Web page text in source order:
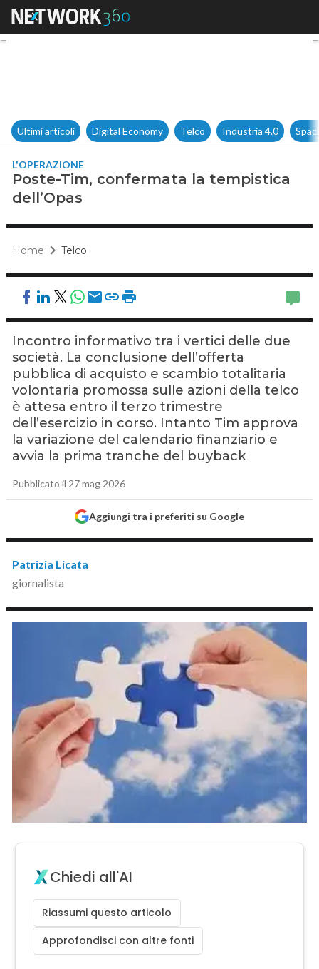
Poste-Tim, confermata la
Ultimi articoli Digital Economy Telco Industria 4.0
L'OPERAZIONE
Poste-Tim, confermata la tempistica
dell’Opas
Home Telco
Incontro informativo tra i vertici delle due
società. La conclusione dell’offerta
pubblica di acquisto e scambio totalitaria
volontaria promossa sulle azioni della telco
è attesa entro il terzo trimestre
dell’esercizio in corso. Intanto Tim approva
la variazione del calendario finanziario e
avvia la prima tranche del buyback
Pubblicato il 27 mag 2026
Aggiungi tra i preferiti su Google
Patrizia Licata
giornalista
Chiedi all'AI
Riassumi questo articolo
Approfondisci con altre fonti